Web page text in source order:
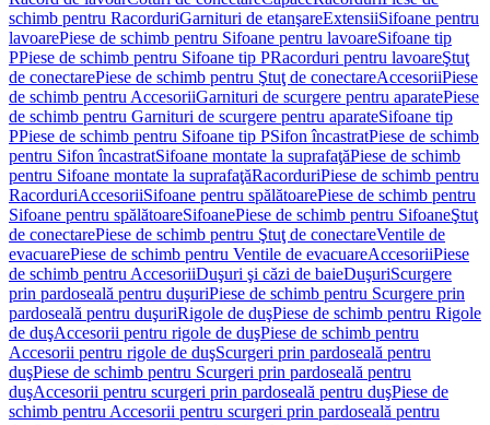
schimb pentru RacorduriGarnituri de etanşareExtensiiSifoane pentru
lavoarePiese de schimb pentru Sifoane pentru lavoareSifoane tip
PPiese de schimb pentru Sifoane tip PRacorduri pentru lavoareŞtuţ
de conectarePiese de schimb pentru Ştuţ de conectareAccesoriiPiese
de schimb pentru AccesoriiGarnituri de scurgere pentru aparatePiese
de schimb pentru Garnituri de scurgere pentru aparateSifoane tip
PPiese de schimb pentru Sifoane tip PSifon încastratPiese de schimb
pentru Sifon încastratSifoane montate la suprafaţăPiese de schimb
pentru Sifoane montate la suprafaţăRacorduriPiese de schimb pentru
RacorduriAccesoriiSifoane pentru spălătoarePiese de schimb pentru
Sifoane pentru spălătoareSifoanePiese de schimb pentru SifoaneŞtuţ
de conectarePiese de schimb pentru Ştuţ de conectareVentile de
evacuarePiese de schimb pentru Ventile de evacuareAccesoriiPiese
de schimb pentru AccesoriiDuşuri şi căzi de baieDuşuriScurgere
prin pardoseală pentru duşuriPiese de schimb pentru Scurgere prin
pardoseală pentru duşuriRigole de duşPiese de schimb pentru Rigole
de duşAccesorii pentru rigole de duşPiese de schimb pentru
Accesorii pentru rigole de duşScurgeri prin pardoseală pentru
duşPiese de schimb pentru Scurgeri prin pardoseală pentru
duşAccesorii pentru scurgeri prin pardoseală pentru duşPiese de
schimb pentru Accesorii pentru scurgeri prin pardoseală pentru